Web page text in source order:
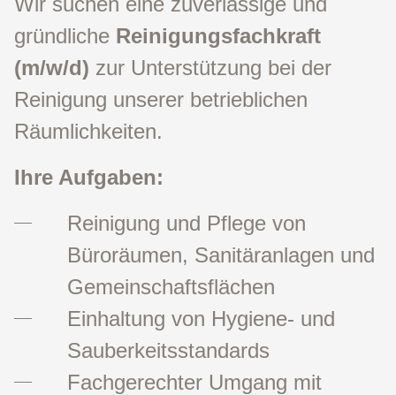
gründliche Reinigungsfachkraft
(m/w/d) zur Unterstützung bei der
Reinigung unserer betrieblichen
Räumlichkeiten.
Ihre Aufgaben:
Reinigung und Pflege von
Büroräumen, Sanitäranlagen und
Gemeinschaftsflächen
Einhaltung von Hygiene- und
Sauberkeitsstandards
Fachgerechter Umgang mit